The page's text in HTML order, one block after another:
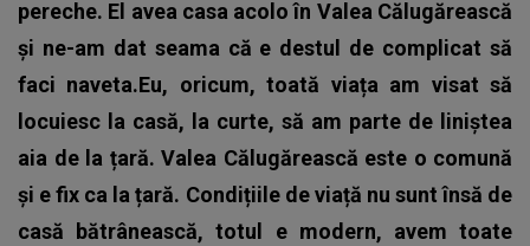
pereche. El avea casa acolo în Valea Călugărească
și ne-am dat seama că e destul de complicat să
faci naveta.Eu, oricum, toată viața am visat să
locuiesc la casă, la curte, să am parte de liniștea
aia de la țară. Valea Călugărească este o comună
și e fix ca la țară. Condițiile de viață nu sunt însă de
casă bătrânească, totul e modern, avem toate